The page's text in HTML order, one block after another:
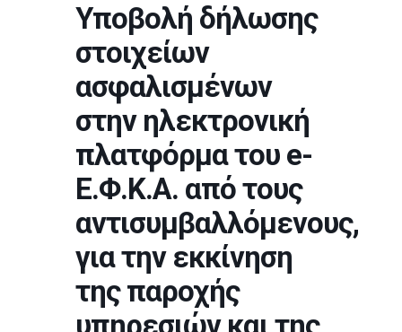
Υποβολή δήλωσης
στοιχείων
ασφαλισμένων
στην ηλεκτρονική
πλατφόρμα του e-
Ε.Φ.Κ.Α. από τους
αντισυμβαλλόμενους,
για την εκκίνηση
της παροχής